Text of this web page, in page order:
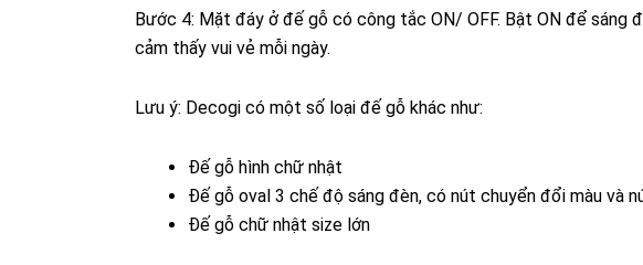
Bước 4: Mặt đáy ở đế gỗ có công tắc ON/ OFF. Bật ON để sáng
cảm thấy vui vẻ mỗi ngày.
Lưu ý: Decogi có một số loại đế gỗ khác như:
Đế gỗ hình chữ nhật
Đế gỗ oval 3 chế độ sáng đèn, có nút chuyển đổi màu và
Đế gỗ chữ nhật size lớn